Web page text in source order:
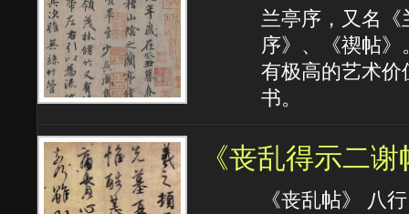
兰亭序，又名
序》、《禊帖
有极高的艺术价
书。
《丧乱得示二
《丧乱帖》 八